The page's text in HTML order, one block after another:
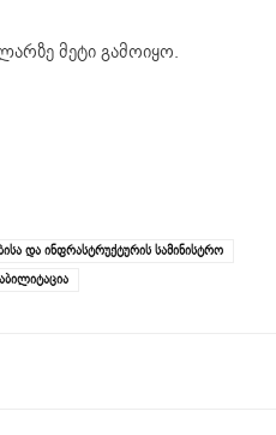
მეტი გამოიყო.
და ინფრასტრუქტურის სამინისტრო